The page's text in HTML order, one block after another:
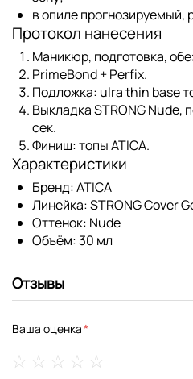
в опиле прогнозируемый,
Протокол нанесения
Маникюр, подготовка,
PrimeBond+Perfix.
Подложка: ulra thin base
Выкладка STRONG Nude,
сек.
Финиш:топы ATICA.
Характеристики
Бренд:ATICA
Линейка:STRONG Cover
Оттенок: Nude
Объём:30 мл
Отзывы
Ваша оценка